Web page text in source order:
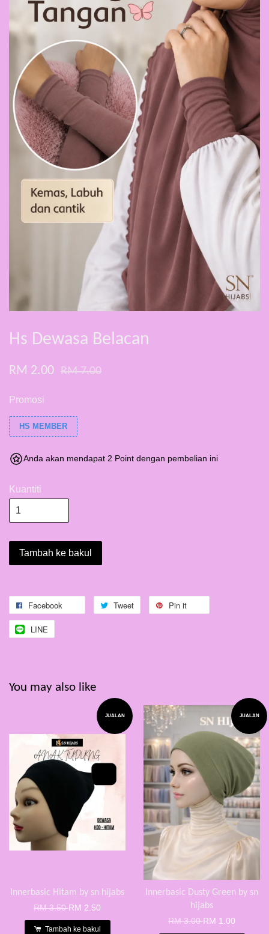
Hs Dewasa Belacan
RM 2.00 RM 7.00
Promosi
HS MEMBER
Anda akan mendapat 2 Point dengan pembelian ini
Kuantiti
Tambah ke bakul
Facebook Tweet Pin it
LINE
You may also like
JUALAN
Innerbasic Hitam by sn hijabs
RM 3.50RM 2.50
Tambah ke bakul
JUALAN
Innerbasic Dusty Green by sn
hijabs
RM 3.00RM 1.00